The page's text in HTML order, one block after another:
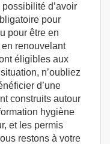
d’avoir
pour
pour être en
en renouvelant
éligibles aux
n’oubliez
d’une
construits autour
hygiène
et les permis
restons à votre